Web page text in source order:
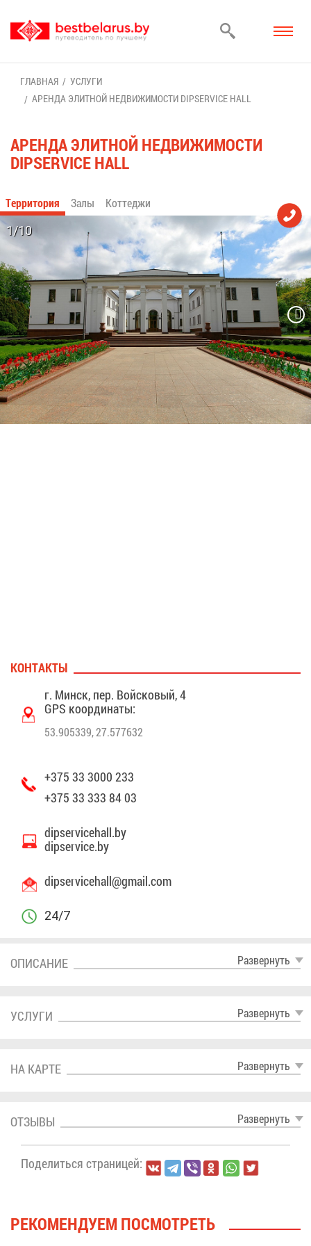
ГЛАВ­НАЯ
УСЛУ­ГИ
АРЕН­ДА ЭЛИТ­НОЙ НЕДВИ­ЖИ­МО­СТИ DIPSERVICE HALL
АРЕН­ДА ЭЛИТ­НОЙ НЕДВИ­ЖИ­МО­СТИ
DIPSERVICE HALL
Тер­ри­то­рия За­лы
Кот­те­джи
1/10
КОН­ТАК­ТЫ
г. Минск, пер. Вой­ско­вый, 4
GPS ко­ор­ди­на­ты:
53.905339, 27.577632
+375 33 3000 233
+375 33 333 84 03
dipservicehall.by
dipservice.by
dipservicehall@​gmail.​com
24/7
Раз­вер­нуть
ОПИ­СА­НИЕ
Раз­вер­нуть
УСЛУ­ГИ
Раз­вер­нуть
НА КАР­ТЕ
Раз­вер­нуть
ОТ­ЗЫ­ВЫ
По­де­лить­ся стра­ни­цей:
РЕ­КО­МЕН­ДУ­ЕМ ПО­СМОТ­РЕТЬ